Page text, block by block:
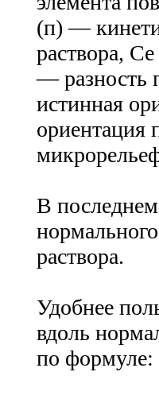
(п) —
раствора,
— разность
истинная
ориентация
В последнем
раствора.
Удобнее
вдоль
по формуле: